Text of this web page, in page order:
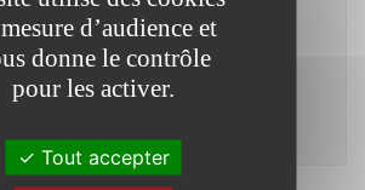
2023 de 13h30 à 15h30
d’audience et
donne le contrôle
pour les activer.
Tout accepter